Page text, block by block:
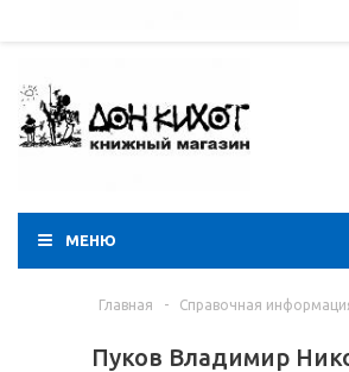
МЕНЮ
Главная - Справочная
Пуков Владимир